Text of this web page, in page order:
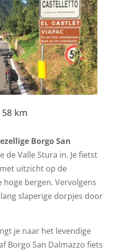
km
Borgo San
de Valle Stura in. Je fietst
uitzicht op de
bergen. Vervolgens
slaperige dorpjes door
je naar het levendige
Borgo San Dalmazzo fiets